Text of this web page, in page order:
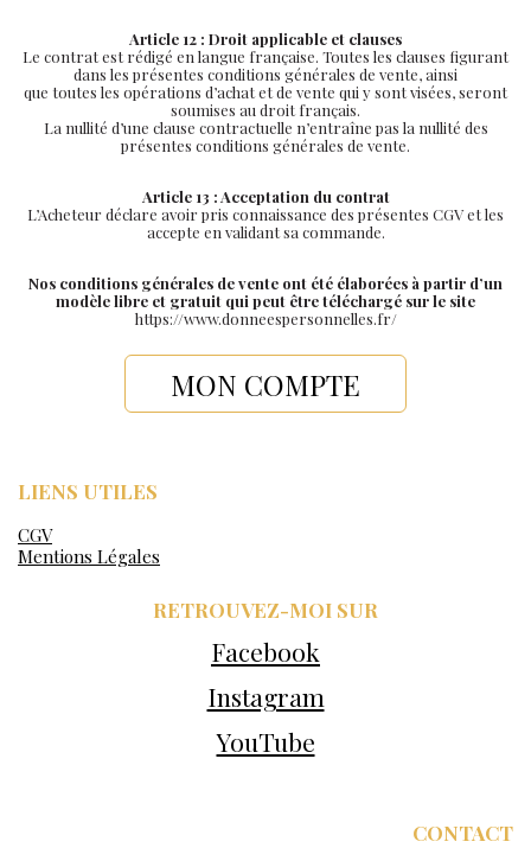
Article 12 : Droit applicable et clauses
Le contrat est rédigé en langue française. Toutes les clauses figurant
dans les présentes conditions générales de vente, ainsi
que toutes les opérations d’achat et de vente qui y sont visées, seront
soumises au droit français.
La nullité d’une clause contractuelle n’entraîne pas la nullité des
présentes conditions générales de vente.
Article 13 : Acceptation du contrat
L’Acheteur déclare avoir pris connaissance des présentes CGV et les
accepte en validant sa commande.
Nos conditions générales de vente ont été élaborées à partir d’un
modèle libre et gratuit qui peut être téléchargé sur le site
https://www.donneespersonnelles.fr/
MON COMPTE
LIENS UTILES
CGV
Mentions Légales
RETROUVEZ-MOI SUR
Facebook
Instagram
YouTube
CONTACT